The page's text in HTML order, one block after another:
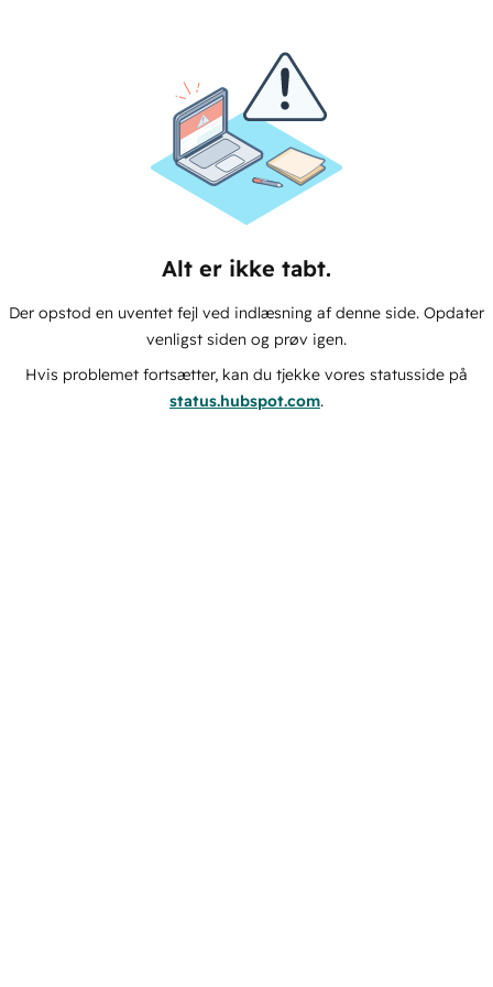
Alt er ikke tabt.
Der opstod en uventet fejl ved indlæsning af denne side. Opdater
venligst siden og prøv igen.
Hvis problemet fortsætter, kan du tjekke vores statusside på
status.hubspot.com.